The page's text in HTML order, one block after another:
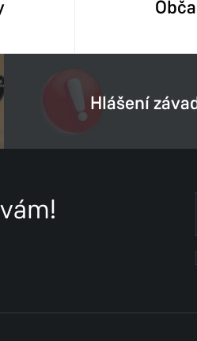
Hlášení